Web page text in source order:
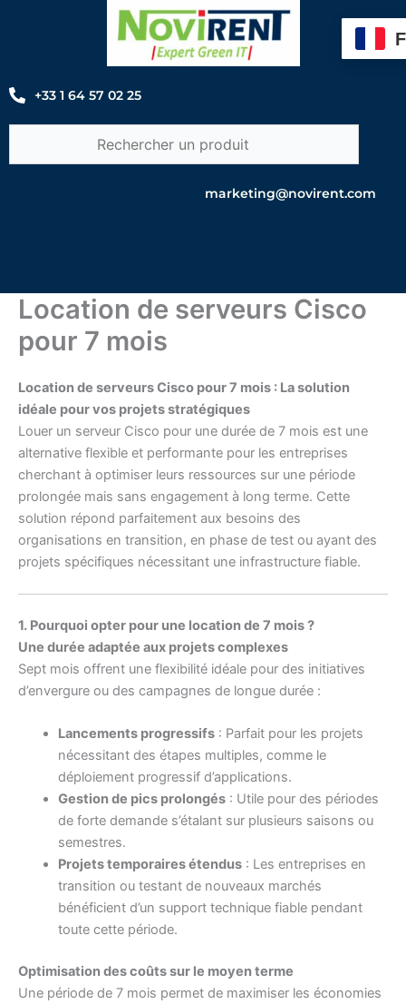
+33 1 64 57 02 25
marketing@novirent.com
Location de serveurs Cisco
pour 7 mois
Location de serveurs Cisco pour 7 mois : La solution
idéale pour vos projets stratégiques
Louer un serveur Cisco pour une durée de 7 mois est une
alternative flexible et performante pour les entreprises
cherchant à optimiser leurs ressources sur une période
prolongée mais sans engagement à long terme. Cette
solution répond parfaitement aux besoins des
organisations en transition, en phase de test ou ayant des
projets spécifiques nécessitant une infrastructure fiable.
1. Pourquoi opter pour une location de 7 mois ?
Une durée adaptée aux projets complexes
Sept mois offrent une flexibilité idéale pour des initiatives
d’envergure ou des campagnes de longue durée :
Lancements progressifs: Parfait pour les projets
nécessitant des étapes multiples, comme le
déploiement progressif d’applications.
Gestion de pics prolongés: Utile pour des périodes
de forte demande s’étalant sur plusieurs saisons ou
semestres.
Projets temporaires étendus: Les entreprises en
transition ou testant de nouveaux marchés
bénéficient d’un support technique fiable pendant
toute cette période.
Optimisation des coûts sur le moyen terme
Une période de 7 mois permet de maximiser les économies